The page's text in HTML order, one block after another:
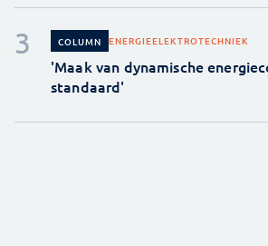
COLUMN ENERGIEELEKTROTECHNIEK
'Maak van dynamische
standaard'